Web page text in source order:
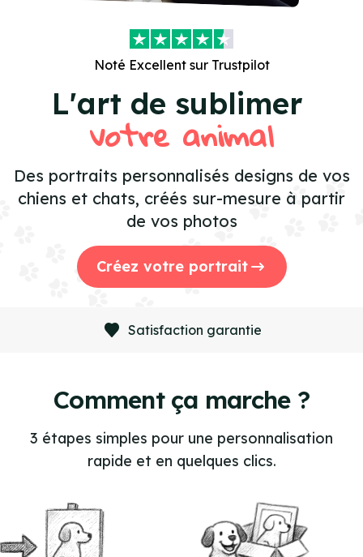
Noté Excellentsur Trustpilot
L'art de sublimer
votre animal
Des portraits personnalisés designs de vos
chiens et chats, créés sur-mesure à partir
de vos photos
Créez votre portrait
Satisfaction garantie
Comment ça marche ?
3 étapes simples pour une personnalisation
rapide et en quelques clics.